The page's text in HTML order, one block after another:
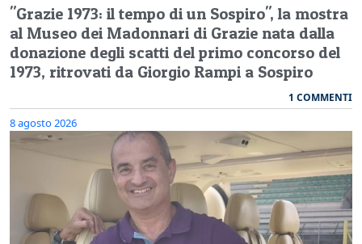
"Grazie 1973: il tempo di un Sospiro", la mostra
al Museo dei Madonnari di Grazie nata dalla
donazione degli scatti del primo concorso del
1973, ritrovati da Giorgio Rampi a Sospiro
1 COMMENTI
8 agosto 2026